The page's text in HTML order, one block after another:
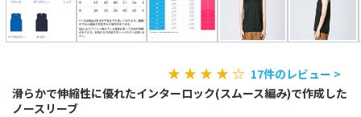
★ ★ ★ ★ ☆ 17件のレビュー >
滑らかで伸縮性に優れたインターロック(スムース編み)で作成した
ノースリーブ